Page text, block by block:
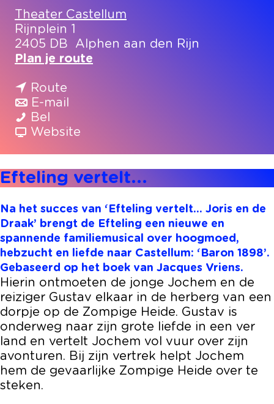
Theater Castellum
Rijnplein 1
2405 DB
Alphen aan den Rijn
Plan je route
l
i
n
g
v
e
r
t
e
l
t
.
.
Route
r
t
e
l
i
n
g
v
e
r
t
e
l
t
.
E-mail
a
t
e
l
i
n
g
v
e
r
t
e
l
t
Bel
f
l
i
n
g
v
e
r
t
e
l
t
.
.
.
Website
E
f
t
e
l
i
n
g
v
e
r
t
e
l
Efteling vertelt...
Na het succes van ‘Efteling vertelt... Joris en de
Draak’ brengt de Efteling een nieuwe en
spannende familiemusical over hoogmoed,
hebzucht en liefde naar Castellum: ‘Baron 1898’.
Gebaseerd op het boek van Jacques Vriens.
Hierin ontmoeten de jonge Jochem en de
reiziger Gustav elkaar in de herberg van een
dorpje op de Zompige Heide. Gustav is
onderweg naar zijn grote liefde in een ver
land en vertelt Jochem vol vuur over zijn
avonturen. Bij zijn vertrek helpt Jochem
hem de gevaarlijke Zompige Heide over te
steken.